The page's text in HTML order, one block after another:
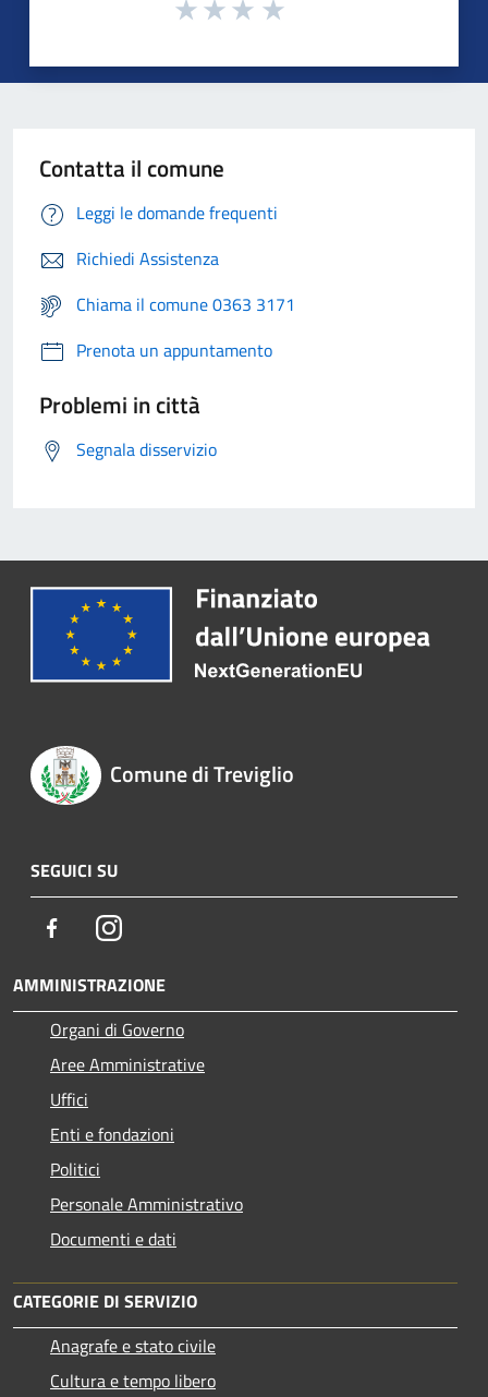
Contatta il comune
Leggi le domande frequenti
Richiedi Assistenza
Chiama il comune 0363 3171
Prenota un appuntamento
Problemi in città
Segnala disservizio
Comune di Treviglio
SEGUICI SU
FacebookInstagram
AMMINISTRAZIONE
Organi di Governo
Aree Amministrative
Uffici
Enti e fondazioni
Politici
Personale Amministrativo
Documenti e dati
CATEGORIE DI SERVIZIO
Anagrafe e stato civile
Cultura e tempo libero